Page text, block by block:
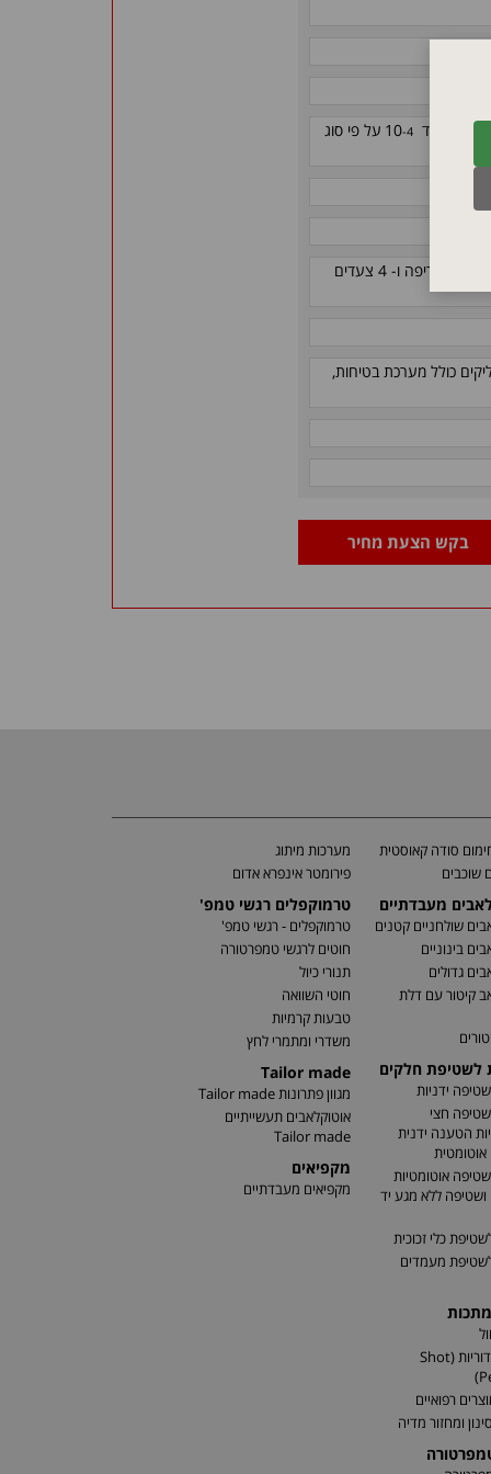
2400 עד -4 על פי סוג
בקר מקורי מתקדם, דגם B500 תוצרת Nabertherm, בעל 5 תוכניות שריפה ו- 4 צעדים
כולל מערכת בטיחות,
בקש הצעת מחיר
סודה קאוסטית
שוכבים
מעבדתיים
שולחניים קטנים
בינוניים
גדולים
קיטור עם דלת
לשטיפת חלקים
ידניות
חצי
הטענה ידנית
אוטומטיות
ללא מגע יד
כלי זכוכית
מעמדים
התזת כדוריות (Shot
רפואיים
ומחזור מדיה
מערכות מיתוג
פירומטר אינפרא אדום
טרמוקפלים רגשי טמפ'
טרמוקפלים - רגשי טמפ'
חוטים לרגשי טמפרטורה
תנורי כיול
חוטי השוואה
טבעות קרמיות
משדרי ומתמרי לחץ
Tailor made
מגוון פתרונות Tailor made
אוטוקלאבים תעשייתיים
Tailor made
מקפיאים
מקפיאים מעבדתיים